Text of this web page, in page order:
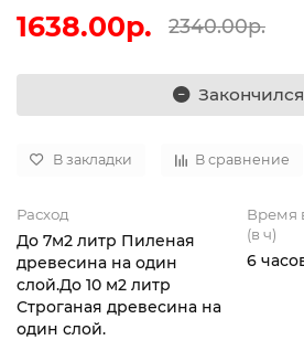
1638.00р. 2340.00р.
Закончился
В закладки В сравнение
Расход
До 7м2 литр Пиленая
древесина на один
слой.До 10 м2 литр
Строганая древесина на
один слой.
Время
(в ч)
6